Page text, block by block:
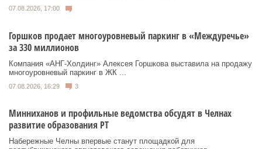
07.08.2026, 17:00
Горшков продает многоуровневый паркинг в «Междуречье»
за 330 миллионов
Компания «АНГ-Холдинг» Алексея Горшкова выставила на продажу
многоуровневый паркинг в ЖК ...
07.08.2026, 16:29 3
Минниханов и профильные ведомства обсудят в Челнах
развитие образования РТ
Набережные Челны впервые станут площадкой для